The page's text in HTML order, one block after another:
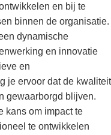
en bij te
binnen de organisatie.
dynamische
en innovatie
en
je ervoor dat de kwaliteit
gewaarborgd blijven.
kans om impact te
te ontwikkelen